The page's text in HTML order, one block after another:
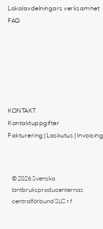
Lokalavdelningars verksamhet
FAQ
KONTAKT
Kontaktuppgifter
Fakturering | Laskutus | Invoicing
© 2026 Svenska
lantbruksproducenternas
centralförbund SLC r.f